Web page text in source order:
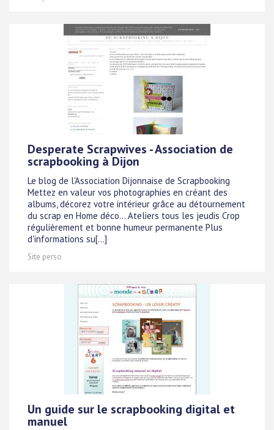
Desperate Scrapwives - Association de
scrapbooking à Dijon
Le blog de l'Association Dijonnaise de Scrapbooking
Mettez en valeur vos photographies en créant des
albums, décorez votre intérieur grâce au détournement
du scrap en Home déco... Ateliers tous les jeudis Crop
régulièrement et bonne humeur permanente Plus
d'informations su[...]
Site perso
Un guide sur le scrapbooking digital et
manuel